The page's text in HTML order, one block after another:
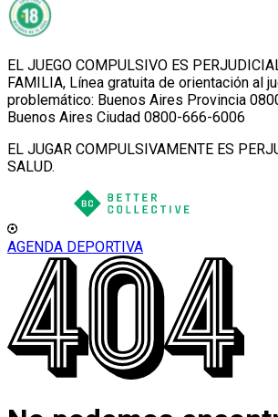
EL JUEGO COMPULSIVO ES
FAMILIA, Línea gratuita de orientación al
problemático: Buenos Aires Provincia
Buenos Aires Ciudad 0800-666-6006
EL JUGAR COMPULSIVAMENTE ES
SALUD.
AGENDA DEPORTIVA